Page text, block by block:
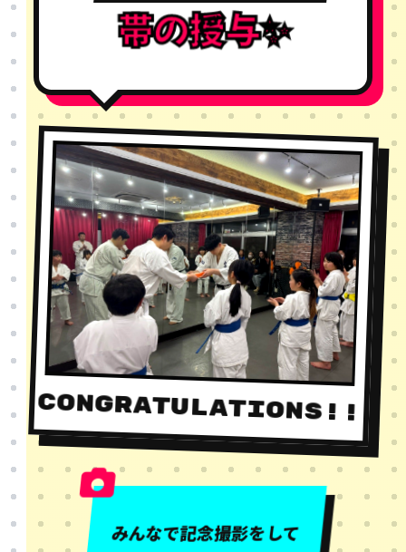
帯の授与✨️
CONGRATULATIONS!!
みんなで記念撮影をして